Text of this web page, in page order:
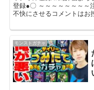
登録●〇 ～～～～～～～～
不快にさせるコメントはお
モンストガチャ